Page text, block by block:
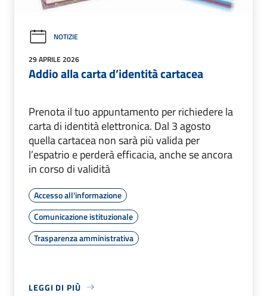
NOTIZIE
29 APRILE 2026
Addio alla carta d’identità cartacea
Prenota il tuo appuntamento per richiedere la
carta di identità elettronica. Dal 3 agosto
quella cartacea non sarà più valida per
l’espatrio e perderà efficacia, anche se ancora
in corso di validità
Accesso all'informazione
Comunicazione istituzionale
Trasparenza amministrativa
LEGGI DI PIÙ